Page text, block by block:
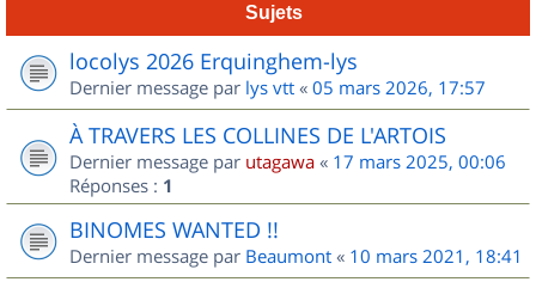
Sujets
locolys 2026 Erquinghem-lys
Dernier message par lys vtt « 05 mars 2026, 17:57
À TRAVERS LES COLLINES DE L'ARTOIS
Dernier message par utagawa « 17 mars 2025, 00:06
Réponses : 1
BINOMES WANTED !!
Dernier message par Beaumont « 10 mars 2021, 18:41